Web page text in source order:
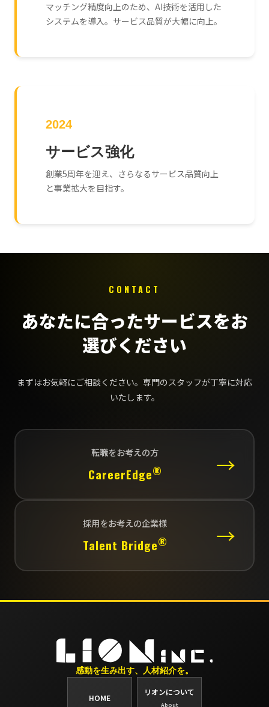
マッチング精度向上のため、AI技術を活用した
システムを導入。サービス品質が大幅に向上。
2024
サービス強化
創業5周年を迎え、さらなるサービス品質向上
と事業拡大を目指す。
CONTACT
あなたに合ったサービスをお
選びください
まずはお気軽にご相談ください。専門のスタッフが丁寧に対応
いたします。
転職をお考えの方
CareerEdge® →
採用をお考えの企業様
Talent Bridge® →
感動を生み出す、人材紹介を。
HOME
リオンについて
About